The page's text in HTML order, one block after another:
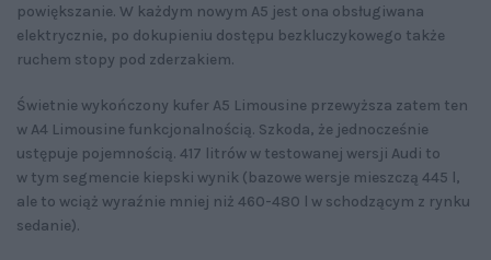
powiększanie. W każdym nowym A5 jest ona obsługiwana
elektrycznie, po dokupieniu dostępu bezkluczykowego także
ruchem stopy pod zderzakiem.
Świetnie wykończony kufer A5 Limousine przewyższa zatem ten
w A4 Limousine funkcjonalnością. Szkoda, że jednocześnie
ustępuje pojemnością. 417 litrów w testowanej wersji Audi to
w tym segmencie kiepski wynik (bazowe wersje mieszczą 445 l,
ale to wciąż wyraźnie mniej niż 460-480 l w schodzącym z rynku
sedanie).